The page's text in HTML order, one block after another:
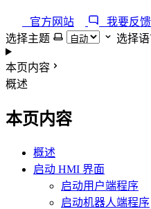
官方网站
我要反馈
选择主题
选择
本页内容
概述
本页内容
概述
启动 HMI 界面
启动用户端程序
启动机器人端程序